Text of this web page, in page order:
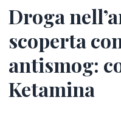
Droga
scoperta
antismog:
Ketamina